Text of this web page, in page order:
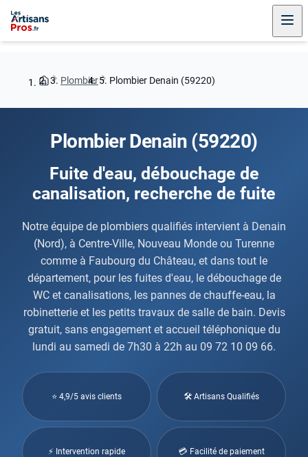
Plombier Plombier Denain (59220)
Plombier Denain (59220)
Fuite d'eau, débouchage de
canalisation, recherche de fuite
Notre équipe de plombiers qualifiés intervient à Denain
(Nord), à Centre-Ville, Nouveau Monde ou Turenne
comme à Faubourg du Château, et dans tout le
département, pour les fuites d'eau, le débouchage de
WC et canalisations, les pannes de chauffe-eau, la
robinetterie et les petits travaux de salle de bain. Devis
gratuit, sans engagement et accueil téléphonique du
lundi au samedi de 7h30 à 22h au 09 72 10 09 66.
⭐ 4,9/5 avis clients 🛠 Artisans Qualifiés
⚡ Intervention rapide 💳 Facilité de paiement